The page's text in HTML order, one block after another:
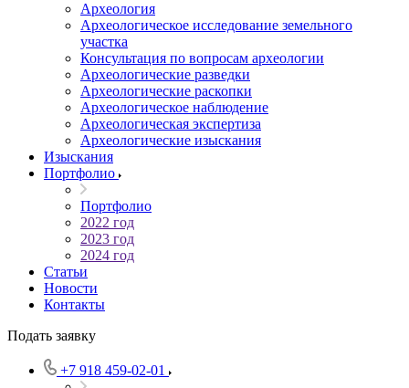
Археология
Археологическое исследование земельного
участка
Консультация по вопросам археологии
Археологические разведки
Археологические раскопки
Археологическое наблюдение
Археологическая экспертиза
Археологические изыскания
Изыскания
Портфолио
Портфолио
2022 год
2023 год
2024 год
Статьи
Новости
Контакты
Подать заявку
+7 918 459-02-01